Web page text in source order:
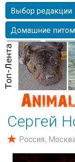
Выбор редакции
Домашние
Собаки
Морда
Насекомое
Сергей
Россия,